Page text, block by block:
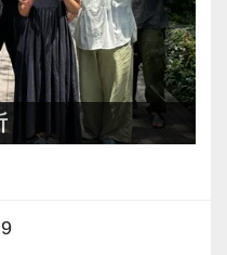
で入社しました。
みたい、税金の知
から会計業界に飛
クな手当制度あ
生の他に、各種手
合格するともらえ
社3年（5万円）・5
を積みながら税法や
フォロー体制はバッ
受けながら段階を
す♪】
わせてステップア
方、大歓迎です！
く新宿オフィス
しょう！
客様から一番に信
ョナルとしてお客
す！これまでの経
さらに上のステージ
んか？
・融資・税務調査に
、顧問先数2500以
長中です。